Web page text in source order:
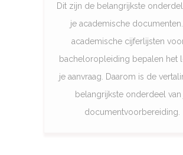
Dit zijn de belangrijkste
je academische
academische cijferlijsten
bacheloropleiding bepalen het
je aanvraag. Daarom is de
belangrijkste onderdeel van
documentvoorbereiding.